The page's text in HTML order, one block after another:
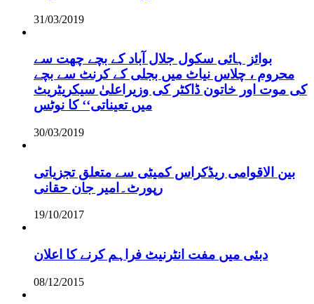
31/03/2019
بوائز ہائی سکول جلال آباد کے بچے چھت سے
محروم ، چلاس نیاٹ میں بجلی کے کرنٹ سے بچے
کی موت اور خاتون ڈاکٹر کی وزیراعلیٰ سیکریٹریٹ
میں تعیناتی‘‘ کا نوٹس
30/03/2019
بین الاقوامی ریڈکراس کمیٹی سے متعلق تجزیاتی
رپورٹ۔امیر جان حقانی
19/10/2017
دبئی میں مفت انٹرنیٹ فراہم کرنے کا اعلان
08/12/2015